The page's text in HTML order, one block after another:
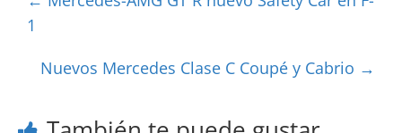
1
Nuevos Mercedes Clase C Coupé y Cabrio →